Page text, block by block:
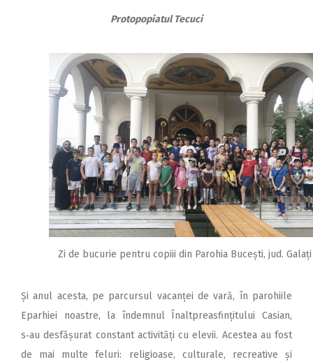
Protopopiatul Tecuci
Zi de bucurie pentru copiii din Parohia Bucești, jud. Galați
Și anul acesta, pe parcursul vacanței de vară, în parohiile
Eparhiei noastre, la îndemnul Înaltpreasfințitului Casian,
s‑au desfășurat constant activități cu elevii. Acestea au fost
de mai multe feluri: religioase, culturale, recreative și